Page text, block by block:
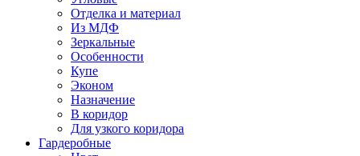
Отделка и материал
Из МДФ
Зеркальные
Особенности
Купе
Эконом
Назначение
В коридор
Для узкого коридора
Гардеробные